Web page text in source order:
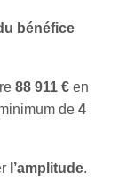
bénéfice
88 911 € en
de 4
l’amplitude.